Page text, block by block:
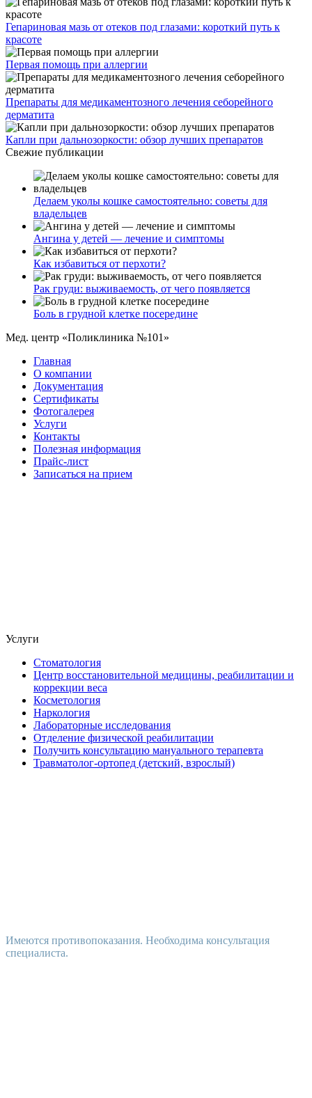
Гепариновая мазь от отеков под глазами: короткий путь к
красоте
Первая помощь при аллергии
Препараты для медикаментозного лечения себорейного
дерматита
Капли при дальнозоркости: обзор лучших препаратов
Свежие публикации
Делаем уколы кошке самостоятельно: советы для
владельцев
Ангина у детей — лечение и симптомы
Как избавиться от перхоти?
Рак груди: выживаемость, от чего появляется
Боль в грудной клетке посередине
Мед. центр «Поликлиника №101»
Главная
О компании
Документация
Сертификаты
Фотогалерея
Услуги
Контакты
Полезная информация
Прайс-лист
Записаться на прием
Услуги
Стоматология
Центр восстановительной медицины, реабилитации и
коррекции веса
Косметология
Наркология
Лабораторные исследования
Отделение физической реабилитации
Получить консультацию мануального терапевта
Травматолог-ортопед (детский, взрослый)
Имеются противопоказания. Необходима консультация
специалиста.